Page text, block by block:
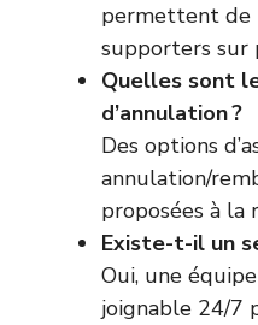
permettent de
supporters sur
Quelles sont
d’annulation ?
Des options
annulation/
proposées à la
Existe-t-il un
Oui, une
joignable 24/7